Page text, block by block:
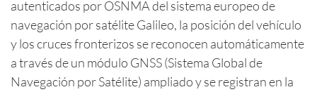
autenticados por OSNMA del sistema europeo de
navegación por satélite Galileo, la posición del vehículo
y los cruces fronterizos se reconocen automáticamente
a través de un módulo GNSS (Sistema Global de
Navegación por Satélite) ampliado y se registran en la